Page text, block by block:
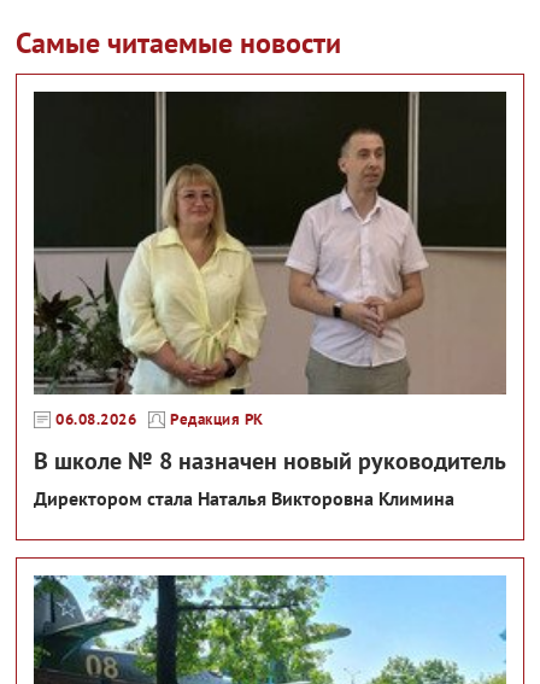
Самые читаемые новости
06.08.2026 Редакция РК
В школе № 8 назначен новый руководитель
Директором стала Наталья Викторовна Климина